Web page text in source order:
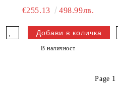
€255.13
498.99лв.
В наличност
Page